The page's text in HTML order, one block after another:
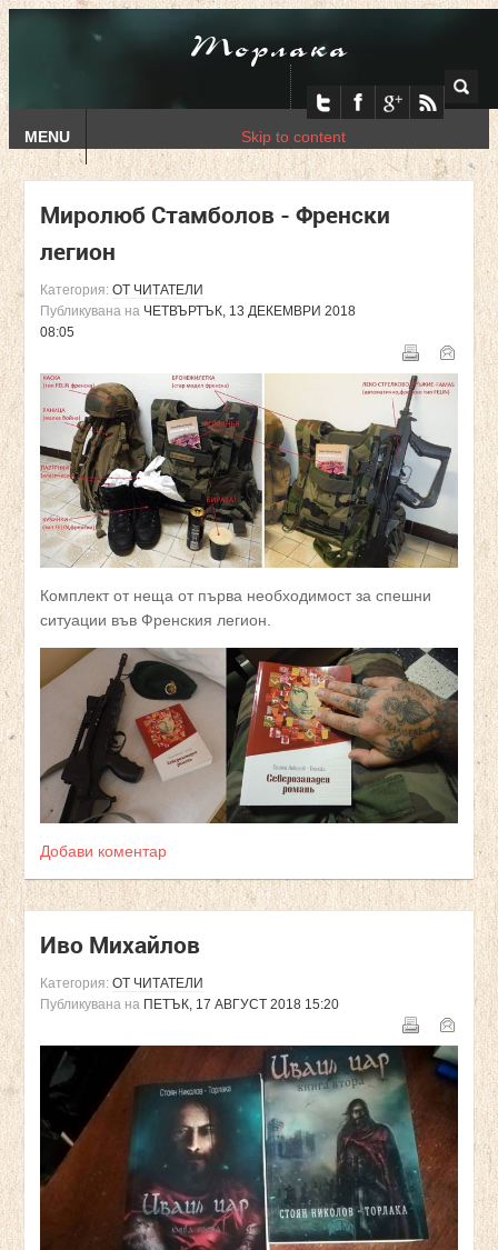
Торлака
MENU Skip to content
Миролюб Стамболов - Френски
легион
Категория: ОТ ЧИТАТЕЛИ
Публикувана на ЧЕТВЪРТЪК, 13 ДЕКЕМВРИ 2018
08:05
Комплект от неща от първа необходимост за спешни
ситуации във Френския легион.
Добави коментар
Иво Михайлов
Категория: ОТ ЧИТАТЕЛИ
Публикувана на ПЕТЪК, 17 АВГУСТ 2018 15:20